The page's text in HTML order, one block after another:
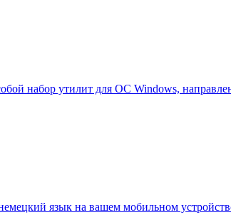
набор утилит для ОС Windows,
язык на вашем мобильном